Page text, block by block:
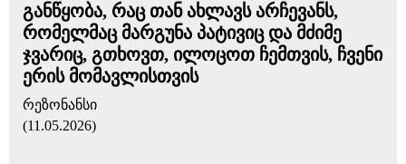
განწყობა, რაც თან ახლავს არჩევანს,
რომელმაც მარგუნა პატივიც და მძიმე
ჯვარიც, გთხოვთ, ილოცოთ ჩემთვის, ჩვენი
ერის მომავლისთვის
რეზონანსი
(11.05.2026)